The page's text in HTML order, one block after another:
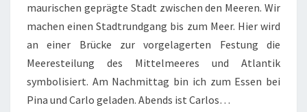
maurischen geprägte Stadt zwischen den Meeren. Wir
machen einen Stadtrundgang bis zum Meer. Hier wird
an einer Brücke zur vorgelagerten Festung die
Meeresteilung des Mittelmeeres und Atlantik
symbolisiert. Am Nachmittag bin ich zum Essen bei
Pina und Carlo geladen. Abends ist Carlos…